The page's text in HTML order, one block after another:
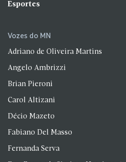
Esportes
Vozes do MN
Adriano de Oliveira Martins
Angelo Ambrizzi
Brian Pieroni
Carol Altizani
Décio Mazeto
Fabiano Del Masso
Fernanda Serva